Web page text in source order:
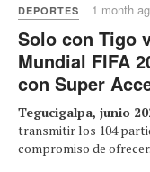
DEPORTES 1 month
Solo con Tigo
Mundial FIFA
con Super
Tegucigalpa, junio
transmitir los 104
compromiso de